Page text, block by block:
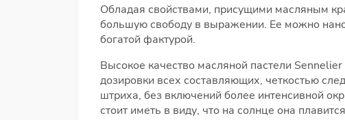
Обладая свойствами, присущими масляным
большую свободу в выражении. Ее можно
богатой фактурой.
Высокое качество масляной пастели
дозировки всех составляющих, четкостью
штриха, без включений более интенсивной
стоит иметь в виду, что на солнце она